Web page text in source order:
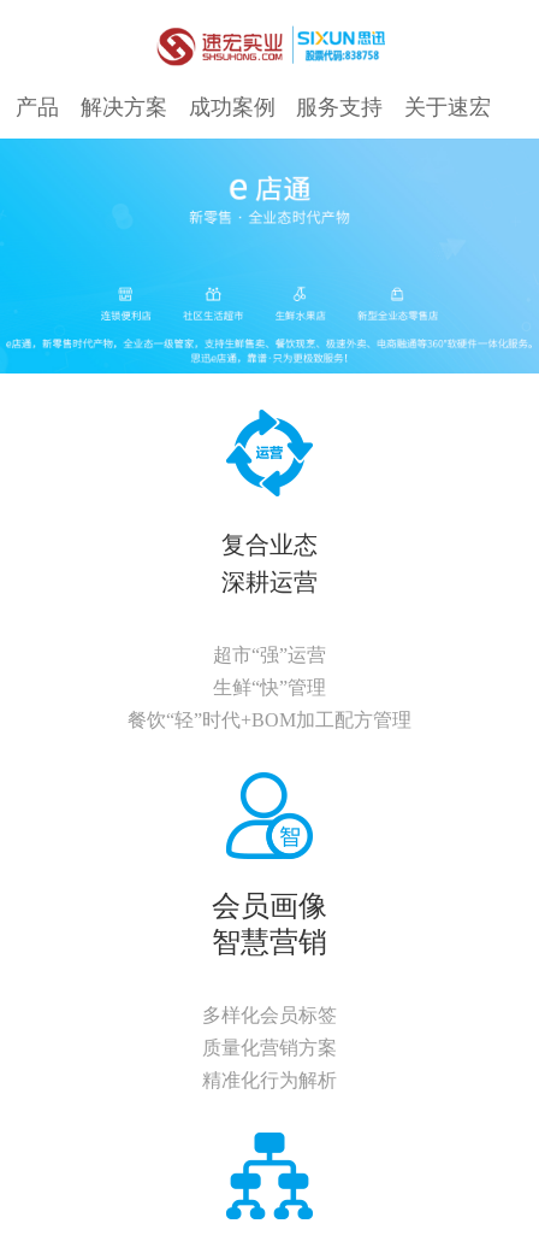
产品 解决方案 成功案例 服务支持 关于速宏
复合业态
深耕运营
超市“强”运营
生鲜“快”管理
餐饮“轻”时代+BOM加工配方管理
会员画像
智慧营销
多样化会员标签
质量化营销方案
精准化行为解析